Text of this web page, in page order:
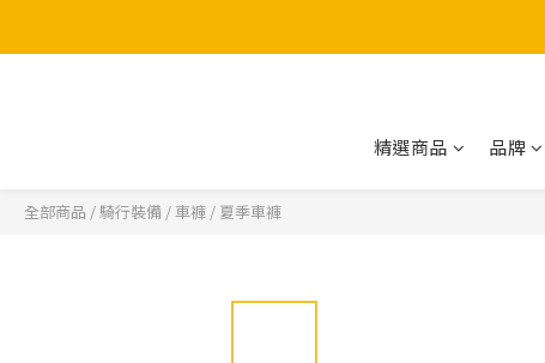
精選商品 品牌
全部商品 /騎行裝備 /車褲 / 夏季車褲